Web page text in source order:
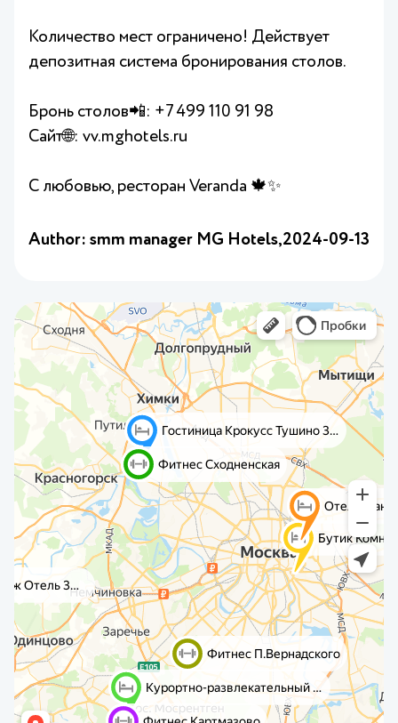
Количество мест ограничено! Действует
депозитная система бронирования столов.
Бронь столов📲: +7 499 110 91 98
Сайт🌐: vv.mghotels.ru
С любовью, ресторан Veranda 🍁✨
Author: smm manager MG Hotels,2024-09-13